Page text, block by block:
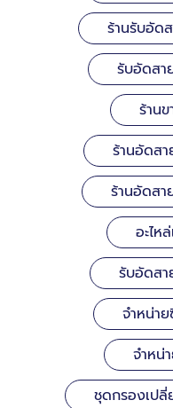
ร้านรับอัด
รับอัดสา
ร้าน
ร้านอัดส
ร้านอัดสา
อะไห
รับอัดสา
จำหน่า
จำหน่
ชุดกรองเปลี่